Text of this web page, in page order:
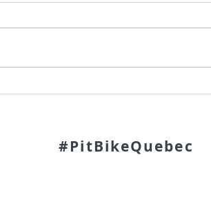
#PitBikeQuebec